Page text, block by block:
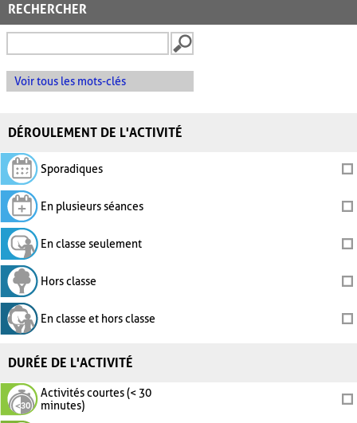
RECHERCHER
Voir tous les mots-clés
DÉROULEMENT DE L'ACTIVITÉ
Sporadiques
En plusieurs séances
En classe seulement
Hors classe
En classe et hors classe
DURÉE DE L'ACTIVITÉ
Activités courtes (< 30
minutes)